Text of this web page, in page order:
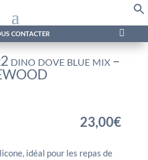
contacter 
dino dove blue mix –
23,00€
idéal pour les repas de